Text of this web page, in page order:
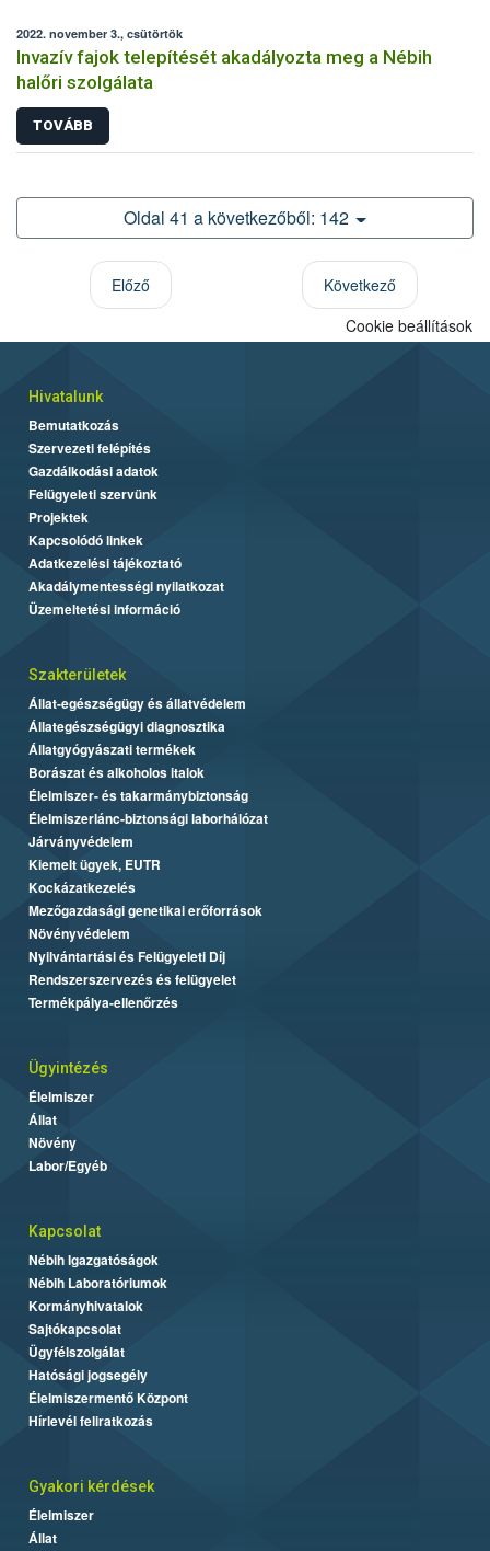
2022. november 3., csütörtök
Invazív fajok telepítését akadályozta meg a Nébih
halőri szolgálata
TOVÁBB
Oldal 41 a következőből: 142
Előző
Következő
Cookie beállítások
Hivatalunk
Bemutatkozás
Szervezeti felépítés
Gazdálkodási adatok
Felügyeleti szervünk
Projektek
Kapcsolódó linkek
Adatkezelési tájékoztató
Akadálymentességi nyilatkozat
Üzemeltetési információ
Szakterületek
Állat-egészségügy és állatvédelem
Állategészségügyi diagnosztika
Állatgyógyászati termékek
Borászat és alkoholos italok
Élelmiszer- és takarmánybiztonság
Élelmiszerlánc-biztonsági laborhálózat
Járványvédelem
Kiemelt ügyek, EUTR
Kockázatkezelés
Mezőgazdasági genetikai erőforrások
Növényvédelem
Nyilvántartási és Felügyeleti Díj
Rendszerszervezés és felügyelet
Termékpálya-ellenőrzés
Ügyintézés
Élelmiszer
Állat
Növény
Labor/Egyéb
Kapcsolat
Nébih Igazgatóságok
Nébih Laboratóriumok
Kormányhivatalok
Sajtókapcsolat
Ügyfélszolgálat
Hatósági jogsegély
Élelmiszermentő Központ
Hírlevél feliratkozás
Gyakori kérdések
Élelmiszer
Állat